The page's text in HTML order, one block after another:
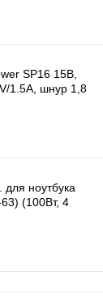
SP16 15В,
1.5A, шнур 1,8
для ноутбука
(100Вт, 4